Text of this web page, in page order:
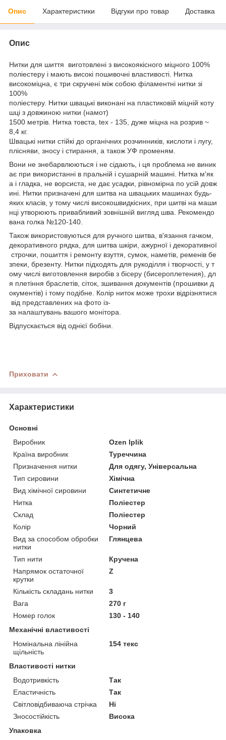
Опис Характеристики Відгуки про товар Доставка
Опис
Нитки для шиття виготовлені з високоякісного міцного 100%
поліестеру і мають високі пошивочні властивості. Нитка
високоміцна, є три скручені між собою філаментні нитки зі
100%
поліестеру. Нитки швацькі виконані на пластиковій міцній коту
шці з довжиною нитки (намот)
1500 метрів. Нитка товста, tex - 135, дуже міцна на розрив ~
8,4 кг.
Швацькі нитки стійкі до органічних розчинників, кислоти і лугу,
плісняви, зносу і стирання, а також УФ променям.
Вони не знебарвлюються і не сідають, і ця проблема не виник
ає при використанні в пральній і сушарній машині. Нитка м'як
а і гладка, не ворсиста, не дає усадки, рівномірна по усій довж
ині. Нитки призначені для шитва на швацьких машинах будь-
яких класів, у тому числі високошвидкісних, при шитві на маши
нці утворюють привабливий зовнішній вигляд шва. Рекомендо
вана голка №120-140.
Також використовуються для ручного шитва, в'язання гачком,
декоративного рядка, для шитва шкіри, ажурної і декоративної
строчки, пошиття і ремонту взуття, сумок, наметів, ременів бе
зпеки, брезенту. Нитки підходять для рукоділля і творчості, у т
ому числі виготовлення виробів з бісеру (бисероплетения), дл
я плетіння браслетів, сіток, зшивання документів (прошивки д
окументів) і тому подібне. Колір ниток може трохи відрізнятися
від представлених на фото із-
за налаштувань вашого монітора.
Відпускається від однієї бобіни.
Приховати
Характеристики
Основні
Виробник
Ozen Iplik
Країна виробник
Туреччина
Призначення нитки
Для одягу, Універсальна
Тип сировини
Хімічна
Вид хімічної сировини
Синтетичне
Нитка
Поліестер
Склад
Поліестер
Колір
Чорний
Вид за способом обробки
нитки
Глянцева
Тип нити
Кручена
Напрямок остаточної
крутки
Z
Кількість складань нитки
3
Вага
270 г
Номер голок
130 - 140
Механічні властивості
Номінальна лінійна
щільність
154 текс
Властивості нитки
Водотривкість
Так
Еластичність
Так
Світловідбиваюча стрічка
Ні
Зносостійкість
Висока
Упаковка